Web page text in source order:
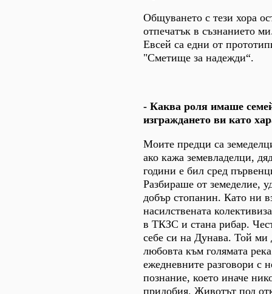
Общуването с тези хора
отпечатък в съзнанието
Евсей са едни от
"Сметище за надежди“.
- Каква роля имаше
изграждането ви като
Моите предци са
ако кажа земевладелци,
години е бил сред
Разбираше от земеделие,
добър стопанин. Като ни
насилствената
в ТКЗС и стана рибар.
себе си на Дунава. Той ми
любовта към голямата
ежедневните разговори с
познание, което иначе
придобия. Животът под